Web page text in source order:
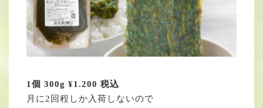
1個 300g ¥1.200 税込
月に2回程しか入荷しないので